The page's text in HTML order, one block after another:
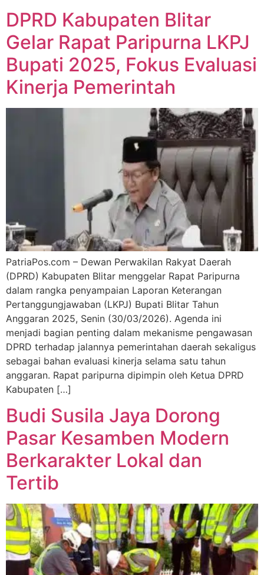
DPRD Kabupaten Blitar
Gelar Rapat Paripurna LKPJ
Bupati 2025, Fokus Evaluasi
Kinerja Pemerintah
PatriaPos.com – Dewan Perwakilan Rakyat Daerah
(DPRD) Kabupaten Blitar menggelar Rapat Paripurna
dalam rangka penyampaian Laporan Keterangan
Pertanggungjawaban (LKPJ) Bupati Blitar Tahun
Anggaran 2025, Senin (30/03/2026). Agenda ini
menjadi bagian penting dalam mekanisme pengawasan
DPRD terhadap jalannya pemerintahan daerah sekaligus
sebagai bahan evaluasi kinerja selama satu tahun
anggaran. Rapat paripurna dipimpin oleh Ketua DPRD
Kabupaten […]
Budi Susila Jaya Dorong
Pasar Kesamben Modern
Berkarakter Lokal dan
Tertib